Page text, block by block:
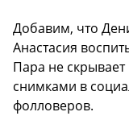
Добавим, что
Анастасия
Пара не скрывает
снимками в
фолловеров.